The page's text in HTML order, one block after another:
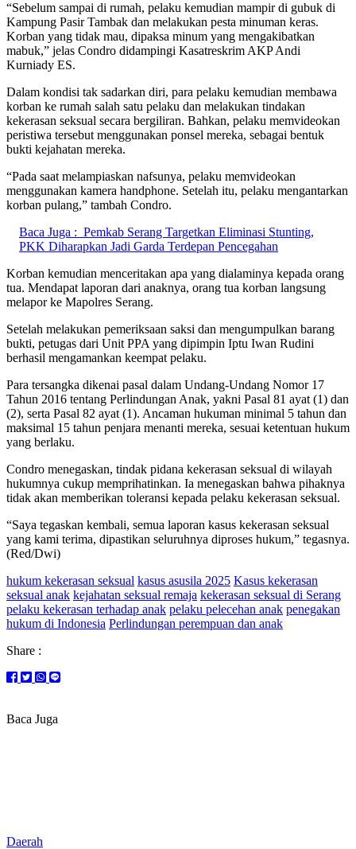
“Sebelum sampai di rumah, pelaku kemudian mampir di gubuk di
Kampung Pasir Tambak dan melakukan pesta minuman keras.
Korban yang tidak mau, dipaksa minum yang mengakibatkan
mabuk,” jelas Condro didampingi Kasatreskrim AKP Andi
Kurniady ES.
Dalam kondisi tak sadarkan diri, para pelaku kemudian membawa
korban ke rumah salah satu pelaku dan melakukan tindakan
kekerasan seksual secara bergiliran. Bahkan, pelaku memvideokan
peristiwa tersebut menggunakan ponsel mereka, sebagai bentuk
bukti kejahatan mereka.
“Pada saat melampiaskan nafsunya, pelaku memvideokan
menggunakan kamera handphone. Setelah itu, pelaku mengantarkan
korban pulang,” tambah Condro.
Baca Juga : Pemkab Serang Targetkan Eliminasi Stunting,
PKK Diharapkan Jadi Garda Terdepan Pencegahan
Korban kemudian menceritakan apa yang dialaminya kepada orang
tua. Mendapat laporan dari anaknya, orang tua korban langsung
melapor ke Mapolres Serang.
Setelah melakukan pemeriksaan saksi dan mengumpulkan barang
bukti, petugas dari Unit PPA yang dipimpin Iptu Iwan Rudini
berhasil mengamankan keempat pelaku.
Para tersangka dikenai pasal dalam Undang-Undang Nomor 17
Tahun 2016 tentang Perlindungan Anak, yakni Pasal 81 ayat (1) dan
(2), serta Pasal 82 ayat (1). Ancaman hukuman minimal 5 tahun dan
maksimal 15 tahun penjara menanti mereka, sesuai ketentuan hukum
yang berlaku.
Condro menegaskan, tindak pidana kekerasan seksual di wilayah
hukumnya cukup memprihatinkan. Ia menegaskan bahwa pihaknya
tidak akan memberikan toleransi kepada pelaku kekerasan seksual.
“Saya tegaskan kembali, semua laporan kasus kekerasan seksual
yang kami terima, dipastikan seluruhnya diproses hukum,” tegasnya.
(Red/Dwi)
hukum kekerasan seksual kasus asusila 2025 Kasus kekerasan
seksual anak kejahatan seksual remaja kekerasan seksual di Serang
pelaku kekerasan terhadap anak pelaku pelecehan anak penegakan
hukum di Indonesia Perlindungan perempuan dan anak
Share :
Baca Juga
Daerah